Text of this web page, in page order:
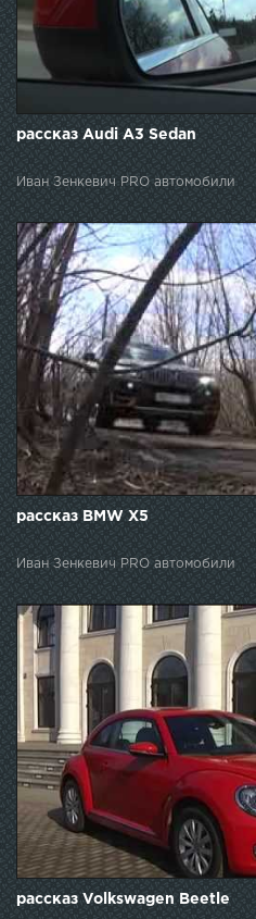
рассказ Audi A3 Sedan
Иван Зенкевич PRO автомобили
рассказ BMW X5
Иван Зенкевич PRO автомобили
рассказ Volkswagen Beetle